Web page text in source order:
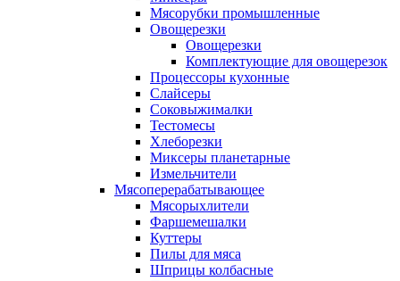
Мясорубки промышленные
Овощерезки
Овощерезки
Комплектующие для овощерезок
Процессоры кухонные
Слайсеры
Соковыжималки
Тестомесы
Хлеборезки
Миксеры планетарные
Измельчители
Мясоперерабатывающее
Мясорыхлители
Фаршемешалки
Куттеры
Пилы для мяса
Шприцы колбасные